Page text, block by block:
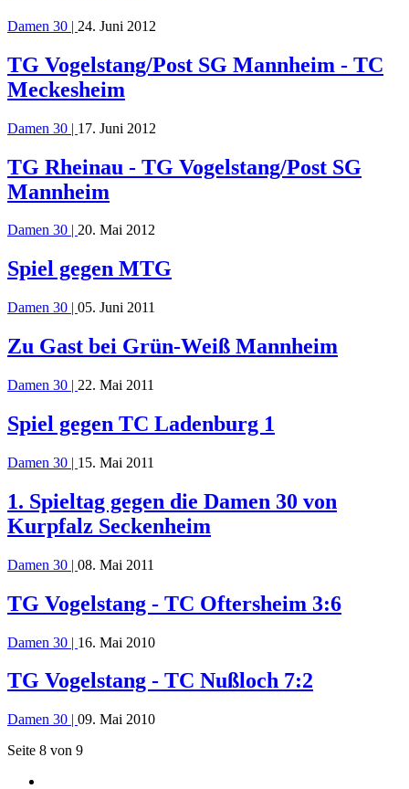
Damen 30 | 24. Juni 2012
TG Vogelstang/Post SG Mannheim - TC
Meckesheim
Damen 30 | 17. Juni 2012
TG Rheinau - TG Vogelstang/Post SG
Mannheim
Damen 30 | 20. Mai 2012
Spiel gegen MTG
Damen 30 | 05. Juni 2011
Zu Gast bei Grün-Weiß Mannheim
Damen 30 | 22. Mai 2011
Spiel gegen TC Ladenburg 1
Damen 30 | 15. Mai 2011
1. Spieltag gegen die Damen 30 von
Kurpfalz Seckenheim
Damen 30 | 08. Mai 2011
TG Vogelstang - TC Oftersheim 3:6
Damen 30 | 16. Mai 2010
TG Vogelstang - TC Nußloch 7:2
Damen 30 | 09. Mai 2010
Seite 8 von 9